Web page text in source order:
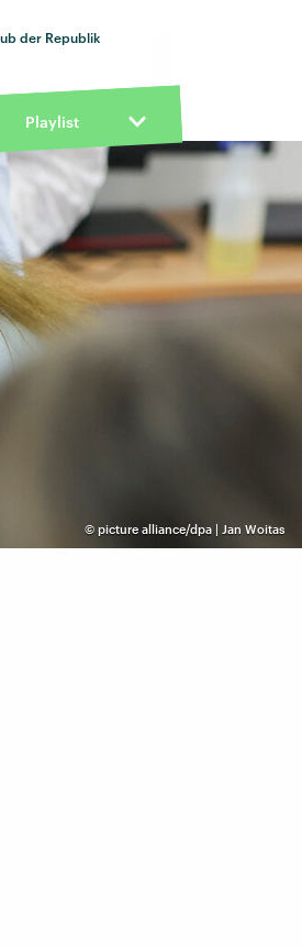
der Republik
Playlist
© picture alliance/dpa | Jan Woitas